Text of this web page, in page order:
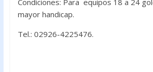
Condiciones: Para equipos 18 a 24
mayor handicap.
Tel.: 02926-4225476.